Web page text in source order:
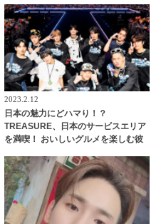
2023.2.12
日本の魅力にどハマり！？
TREASURE、日本のサービスエリア
を満喫！ おいしいグルメを楽しむ彼